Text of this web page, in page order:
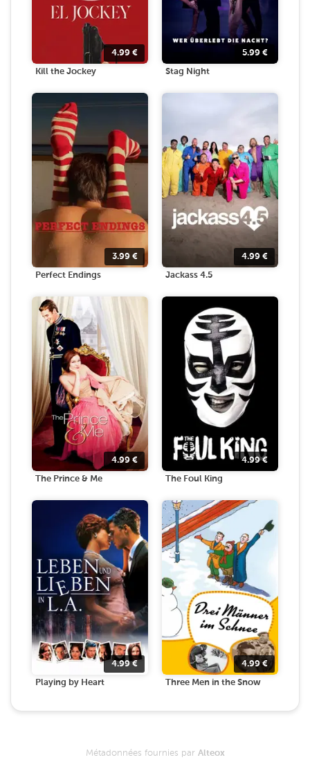
4.99 €
Kill the Jockey
5.99 €
Stag Night
3.99 €
Perfect Endings
4.99 €
Jackass 4.5
4.99 €
The Prince & Me
4.99€
The Foul King
4.99€
Playing by Heart
4.99€
Three Men in the Snow
Métadonnées fournies par Alteox